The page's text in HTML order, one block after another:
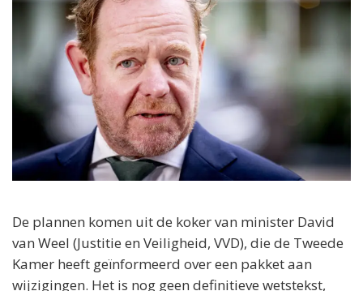
De plannen komen uit de koker van minister David
van Weel (Justitie en Veiligheid, VVD), die de Tweede
Kamer heeft geïnformeerd over een pakket aan
wijzigingen. Het is nog geen definitieve wetstekst,